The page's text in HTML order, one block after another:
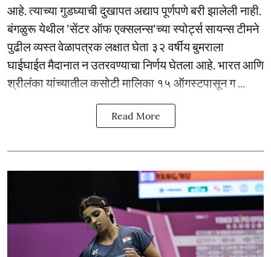
आहे. त्याच्या गुडघ्याची दुखापत अद्याप पूर्णपणे बरी झालेली नाही.
बंगळुरू येथील 'सेंटर ऑफ एक्सलन्स'च्या स्पोर्ट्स सायन्स टीमने
पुढील व्यस्त वेळापत्रक लक्षात घेता ३२ वर्षीय बुमराला
घाईघाईत मैदानात न उतरवण्याचा निर्णय घेतला आहे. भारत आणि
श्रीलंका यांच्यातील कसोटी मालिका १५ ऑगस्टपासून ग ...
Read More